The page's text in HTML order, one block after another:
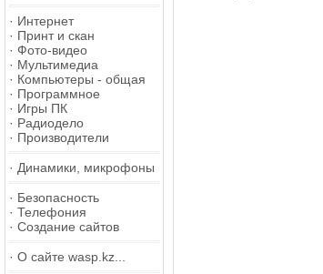
· Интернет
· Принт и скан
· Фото-видео
· Мультимедиа
· Компьютеры - общая
· Программное
· Игры ПК
· Радиодело
· Производители
· Динамики, микрофоны
· Безопасность
· Телефония
· Создание сайтов
· О сайте wasp.kz...